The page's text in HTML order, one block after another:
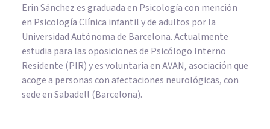
Erin Sánchez es graduada en Psicología con mención
en Psicología Clínica infantil y de adultos por la
Universidad Autónoma de Barcelona. Actualmente
estudia para las oposiciones de Psicólogo Interno
Residente (PIR) y es voluntaria en AVAN, asociación que
acoge a personas con afectaciones neurológicas, con
sede en Sabadell (Barcelona).